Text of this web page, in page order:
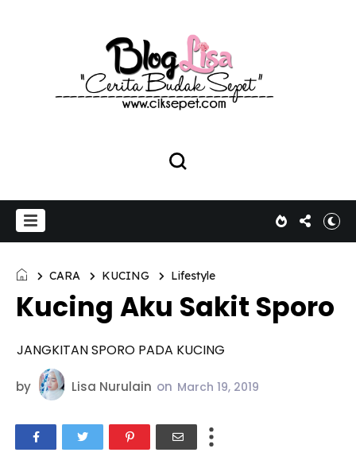
CARA KUCING Lifestyle
Kucing Aku Sakit Sporo
JANGKITAN SPORO PADA KUCING
by Lisa Nurulain on March 19, 2019